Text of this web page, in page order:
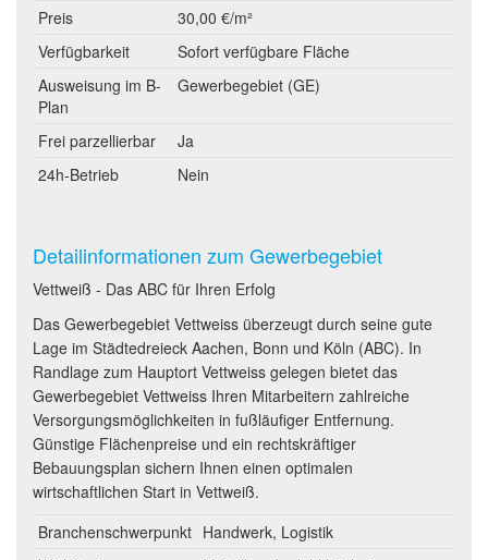
Preis
30,00 €/m²
Verfügbarkeit
Sofort verfügbare Fläche
Ausweisung im B-
Plan
Gewerbegebiet (GE)
Frei parzellierbar
Ja
24h-Betrieb
Nein
Detailinformationen zum Gewerbegebiet
Vettweiß - Das ABC für Ihren Erfolg
Das Gewerbegebiet Vettweiss überzeugt durch seine gute
Lage im Städtedreieck Aachen, Bonn und Köln (ABC). In
Randlage zum Hauptort Vettweiss gelegen bietet das
Gewerbegebiet Vettweiss Ihren Mitarbeitern zahlreiche
Versorgungsmöglichkeiten in fußläufiger Entfernung.
Günstige Flächenpreise und ein rechtskräftiger
Bebauungsplan sichern Ihnen einen optimalen
wirtschaftlichen Start in Vettweiß.
Branchenschwerpunkt Handwerk, Logistik